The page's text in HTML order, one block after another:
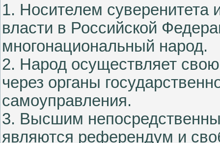
1. Носителем суверенитета
власти в Российской
многонациональный народ.
2. Народ осуществляет
через органы
самоуправления.
3. Высшим
являются референдум и